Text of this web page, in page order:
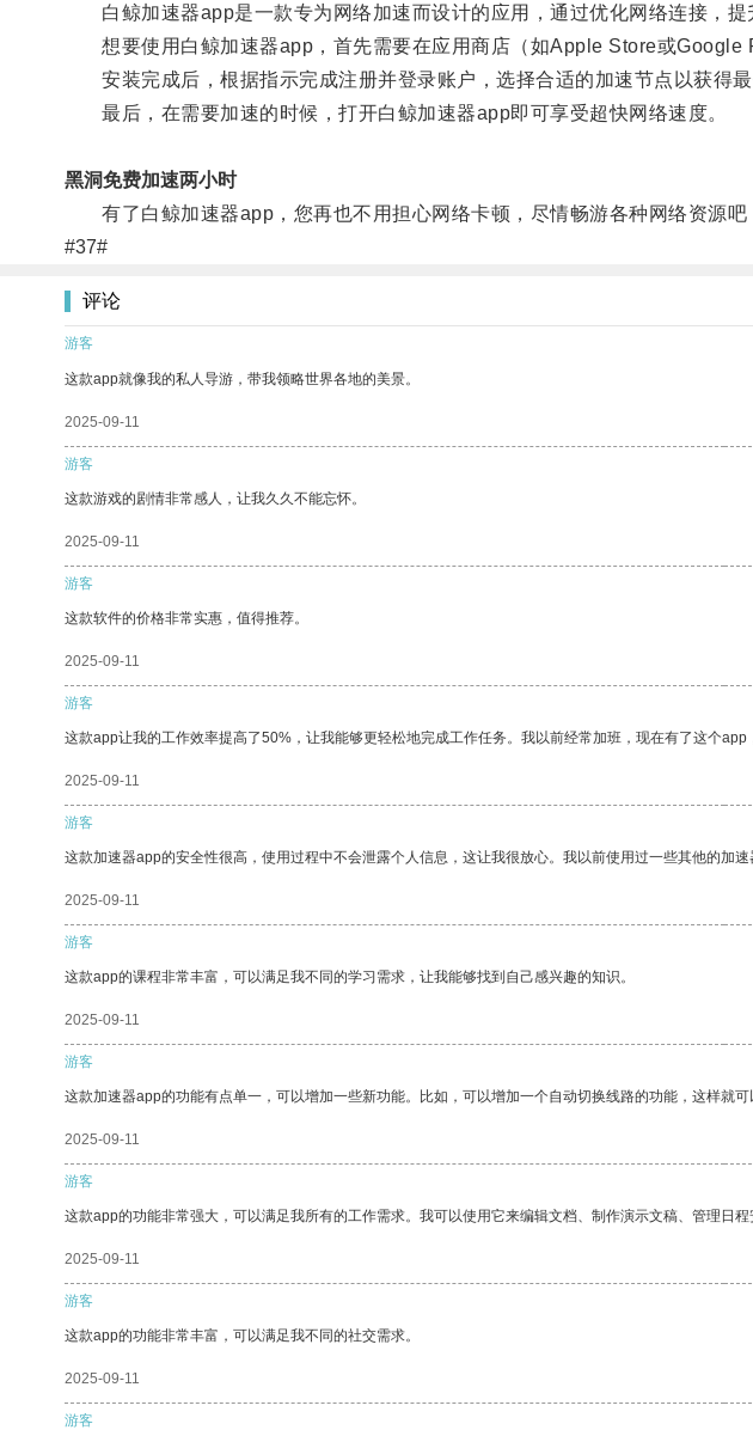
白鲸加速器app是一款专为网络加速而设计的应用，通过优化网络连接，提
想要使用白鲸加速器app，首先需要在应用商店（如Apple Store或Google
安装完成后，根据指示完成注册并登录账户，选择合适的加速节点以获得最
最后，在需要加速的时候，打开白鲸加速器app即可享受超快网络速度。
黑洞免费加速两小时
有了白鲸加速器app，您再也不用担心网络卡顿，尽情畅游各种网络资源吧
#37#
评论
游客
这款app就像我的私人导游，带我领略世界各地的美景。
2025-09-11
游客
这款游戏的剧情非常感人，让我久久不能忘怀。
2025-09-11
游客
这款软件的价格非常实惠，值得推荐。
2025-09-11
游客
这款app让我的工作效率提高了50%，让我能够更轻松地完成工作任务。我以前经常加班，现在有了这个app
2025-09-11
游客
这款加速器app的安全性很高，使用过程中不会泄露个人信息，这让我很放心。我以前使用过一些其他的加
2025-09-11
游客
这款app的课程非常丰富，可以满足我不同的学习需求，让我能够找到自己感兴趣的知识。
2025-09-11
游客
这款加速器app的功能有点单一，可以增加一些新功能。比如，可以增加一个自动切换线路的功能，这样就
2025-09-11
游客
这款app的功能非常强大，可以满足我所有的工作需求。我可以使用它来编辑文档、制作演示文稿、管理日程
2025-09-11
游客
这款app的功能非常丰富，可以满足我不同的社交需求。
2025-09-11
游客